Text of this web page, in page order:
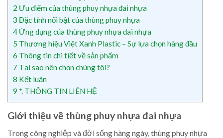
2 Ưu điểm của thùng phuy nhựa đai nhựa
3 Đặc tính nổi bật của thùng phuy nhựa
4 Ứng dụng của thùng phuy nhựa đai nhựa
5 Thương hiệu Việt Xanh Plastic – Sự lựa chọn hàng đầu
6 Thông tin chi tiết về sản phẩm
7 Tại sao nên chọn chúng tôi?
8 Kết luận
9 *. THÔNG TIN LIÊN HỆ
Giới thiệu về thùng phuy nhựa đai nhựa
Trong công nghiệp và đời sống hàng ngày, thùng phuy nhựa